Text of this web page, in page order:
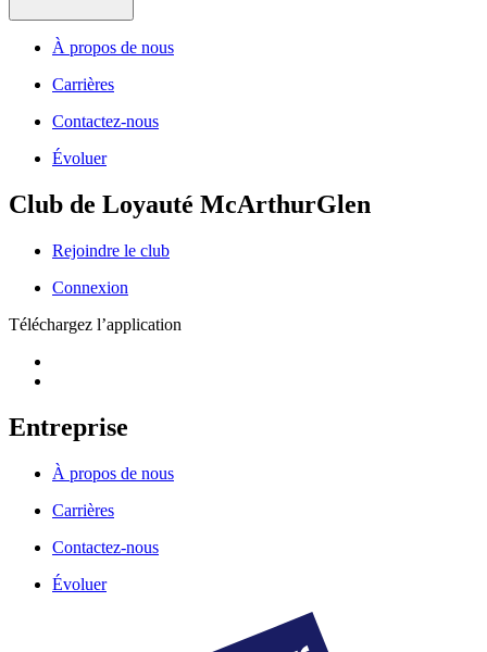
À propos de nous
Carrières
Contactez-nous
Évoluer
Club de Loyauté McArthurGlen
Rejoindre le club
Connexion
Téléchargez l’application
Entreprise
À propos de nous
Carrières
Contactez-nous
Évoluer